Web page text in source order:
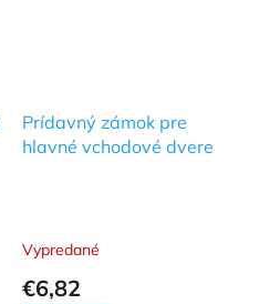
Prídavný zámok pre
hlavné vchodové dvere
Vypredané
€6,82